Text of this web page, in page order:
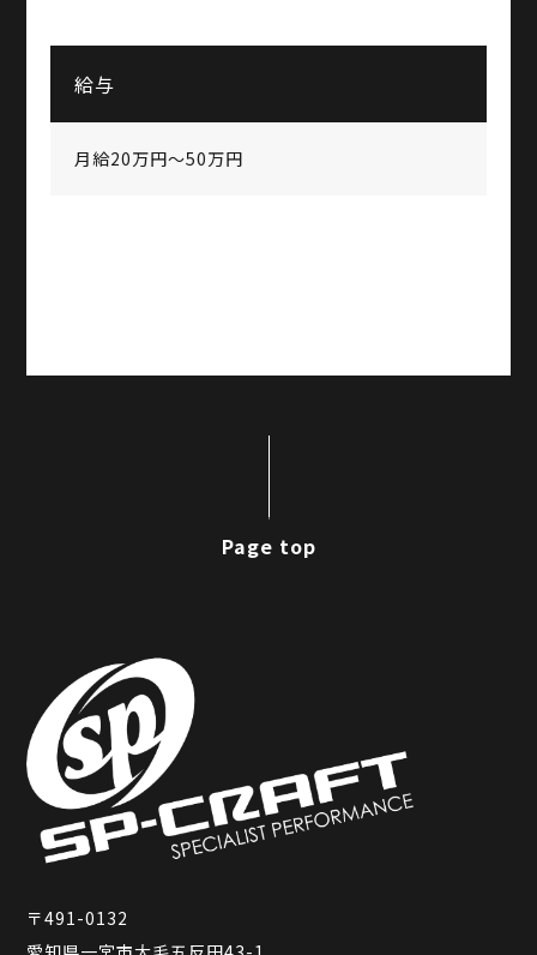
給与
月給20万円～50万円
Page top
〒491-0132